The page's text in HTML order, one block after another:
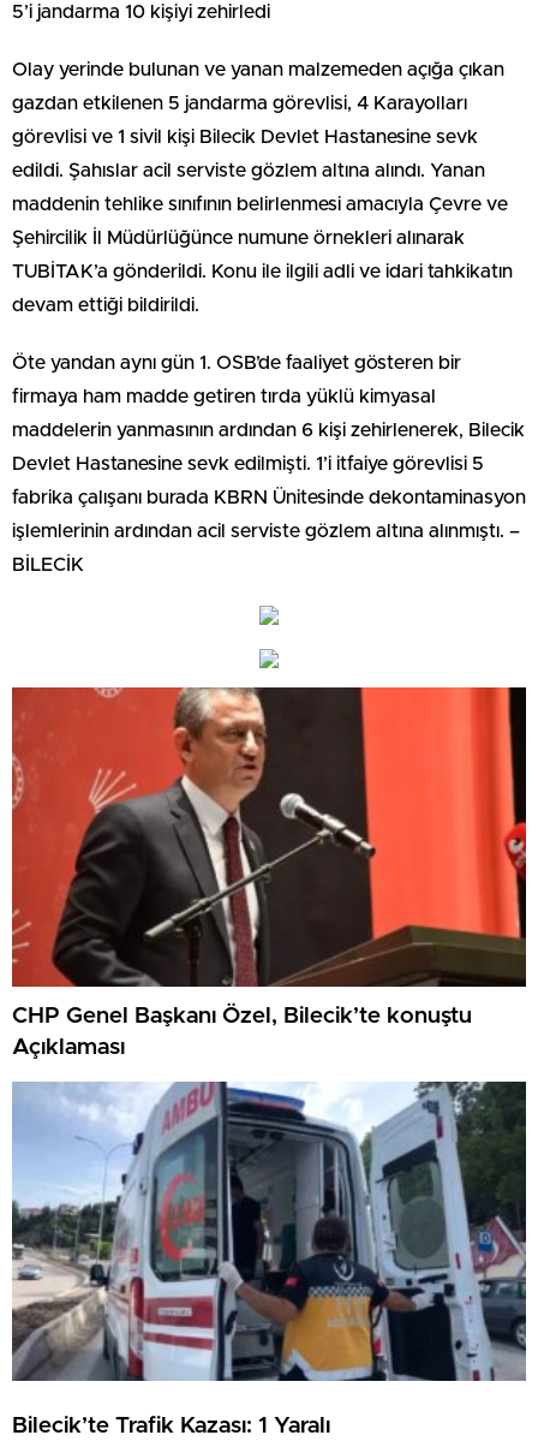
5’i jandarma 10 kişiyi zehirledi
Olay yerinde bulunan ve yanan malzemeden açığa çıkan
gazdan etkilenen 5 jandarma görevlisi, 4 Karayolları
görevlisi ve 1 sivil kişi Bilecik Devlet Hastanesine sevk
edildi. Şahıslar acil serviste gözlem altına alındı. Yanan
maddenin tehlike sınıfının belirlenmesi amacıyla Çevre ve
Şehircilik İl Müdürlüğünce numune örnekleri alınarak
TUBİTAK’a gönderildi. Konu ile ilgili adli ve idari tahkikatın
devam ettiği bildirildi.
Öte yandan aynı gün 1. OSB’de faaliyet gösteren bir
firmaya ham madde getiren tırda yüklü kimyasal
maddelerin yanmasının ardından 6 kişi zehirlenerek, Bilecik
Devlet Hastanesine sevk edilmişti. 1’i itfaiye görevlisi 5
fabrika çalışanı burada KBRN Ünitesinde dekontaminasyon
işlemlerinin ardından acil serviste gözlem altına alınmıştı. –
BİLECİK
CHP Genel Başkanı Özel, Bilecik’te konuştu
Açıklaması
Bilecik’te Trafik Kazası: 1 Yaralı